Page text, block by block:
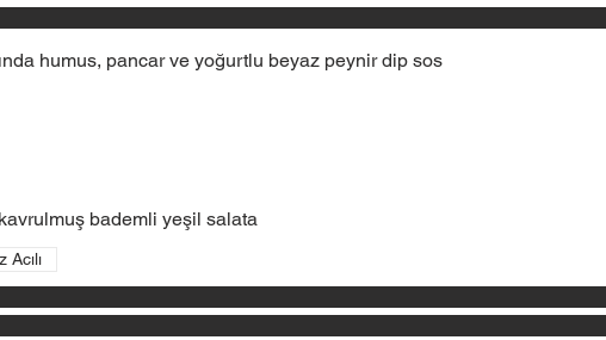
humus, pancar ve yoğurtlu beyaz peynir dip sos
bademli yeşil salata
Acılı